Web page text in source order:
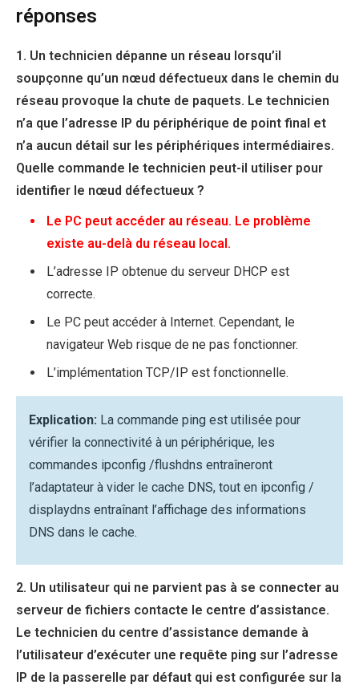
réponses
1. Un technicien dépanne un réseau lorsqu’il
soupçonne qu’un nœud défectueux dans le chemin du
réseau provoque la chute de paquets. Le technicien
n’a que l’adresse IP du périphérique de point final et
n’a aucun détail sur les périphériques intermédiaires.
Quelle commande le technicien peut-il utiliser pour
identifier le nœud défectueux ?
Le PC peut accéder au réseau. Le problème
existe au-delà du réseau local.
L’adresse IP obtenue du serveur DHCP est
correcte.
Le PC peut accéder à Internet. Cependant, le
navigateur Web risque de ne pas fonctionner.
L’implémentation TCP/IP est fonctionnelle.
Explication: La commande ping est utilisée pour
vérifier la connectivité à un périphérique, les
commandes ipconfig /flushdns entraîneront
l’adaptateur à vider le cache DNS, tout en ipconfig /
displaydns entraînant l’affichage des informations
DNS dans le cache.
2. Un utilisateur qui ne parvient pas à se connecter au
serveur de fichiers contacte le centre d’assistance.
Le technicien du centre d’assistance demande à
l’utilisateur d’exécuter une requête ping sur l’adresse
IP de la passerelle par défaut qui est configurée sur la